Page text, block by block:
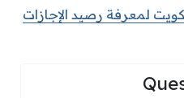
لمعرفة رصيد الإجازات